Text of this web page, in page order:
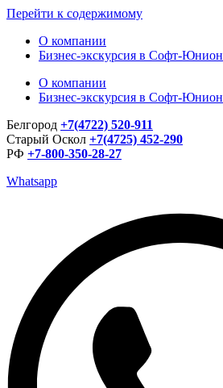
Перейти к содержимому
О компании
Бизнес-экскурсия в Софт-Юнион
О компании
Бизнес-экскурсия в Софт-Юнион
Белгород +7(4722) 520-911
Старый Оскол +7(4725) 452-290
РФ +7-800-350-28-27
Whatsapp